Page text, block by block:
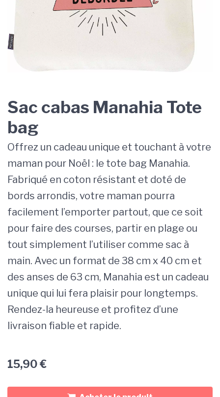
Sac cabas Manahia Tote
bag
Offrez un cadeau unique et touchant à votre
maman pour Noël : le tote bag Manahia.
Fabriqué en coton résistant et doté de
bords arrondis, votre maman pourra
facilement l’emporter partout, que ce soit
pour faire des courses, partir en plage ou
tout simplement l’utiliser comme sac à
main. Avec un format de 38 cm x 40 cm et
des anses de 63 cm, Manahia est un cadeau
unique qui lui fera plaisir pour longtemps.
Rendez-la heureuse et profitez d’une
livraison fiable et rapide.
15,90€